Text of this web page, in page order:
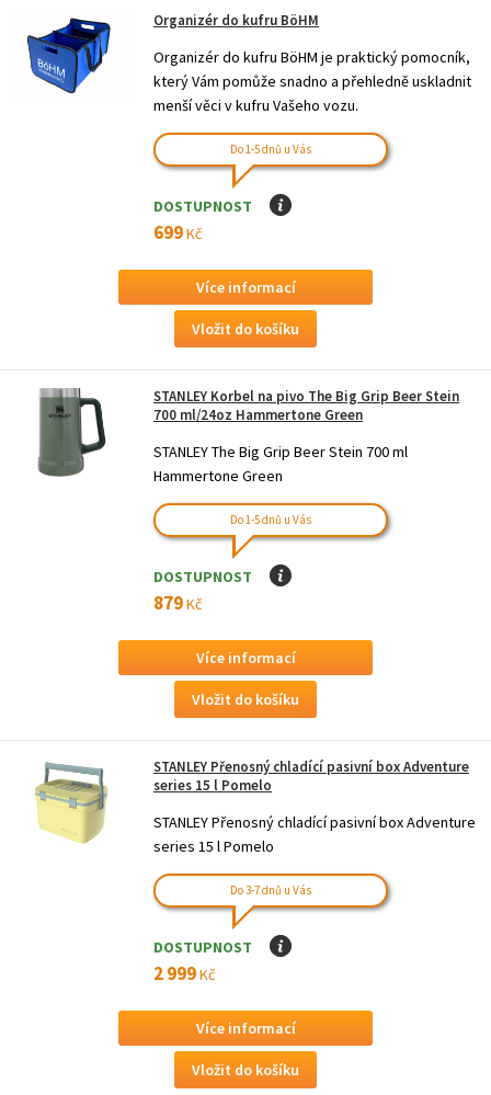
Organizér do kufru BöHM
Organizér do kufru BöHM je praktický pomocník,
který Vám pomůže snadno a přehledně uskladnit
menší věci v kufru Vašeho vozu.
Do 1-5 dnů u Vás
DOSTUPNOST I
699Kč
Více informací
STANLEY Korbel na pivo The Big Grip Beer Stein
700 ml/24oz Hammertone Green
STANLEY The Big Grip Beer Stein 700 ml
Hammertone Green
Do 1-5 dnů u Vás
DOSTUPNOST I
879Kč
Více informací
STANLEY Přenosný chladící pasivní box Adventure
series 15 l Pomelo
STANLEY Přenosný chladící pasivní box Adventure
series 15 l Pomelo
Do 3-7 dnů u Vás
DOSTUPNOST I
2 999Kč
Více informací